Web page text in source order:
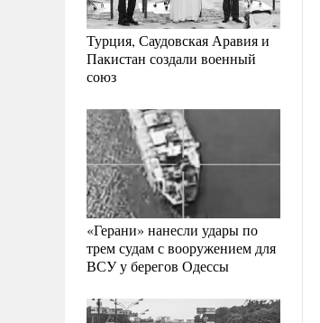
Турция, Саудовская Аравия и
Пакистан создали военный
союз
«Герани» нанесли удары по
трем судам с вооружением для
ВСУ у берегов Одессы